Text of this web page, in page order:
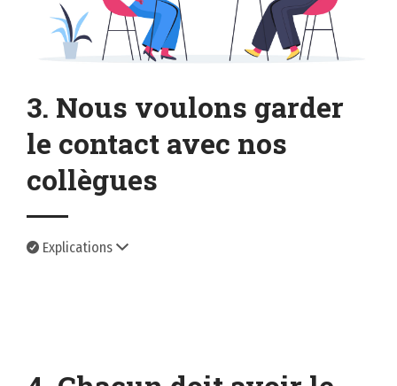
3. Nous voulons garder
le contact avec nos
collègues
Explications